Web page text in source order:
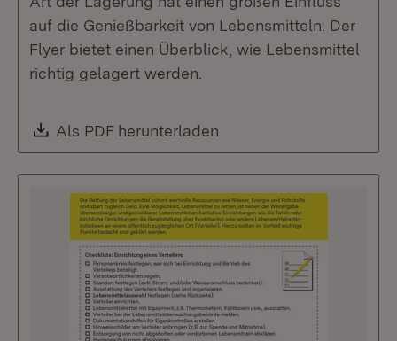
auf die Genießbarkeit von Lebensmitteln. Der
Flyer bietet einen Überblick, wie Lebensmittel
richtig gelagert werden.
Download:
Als PDF herunterladen